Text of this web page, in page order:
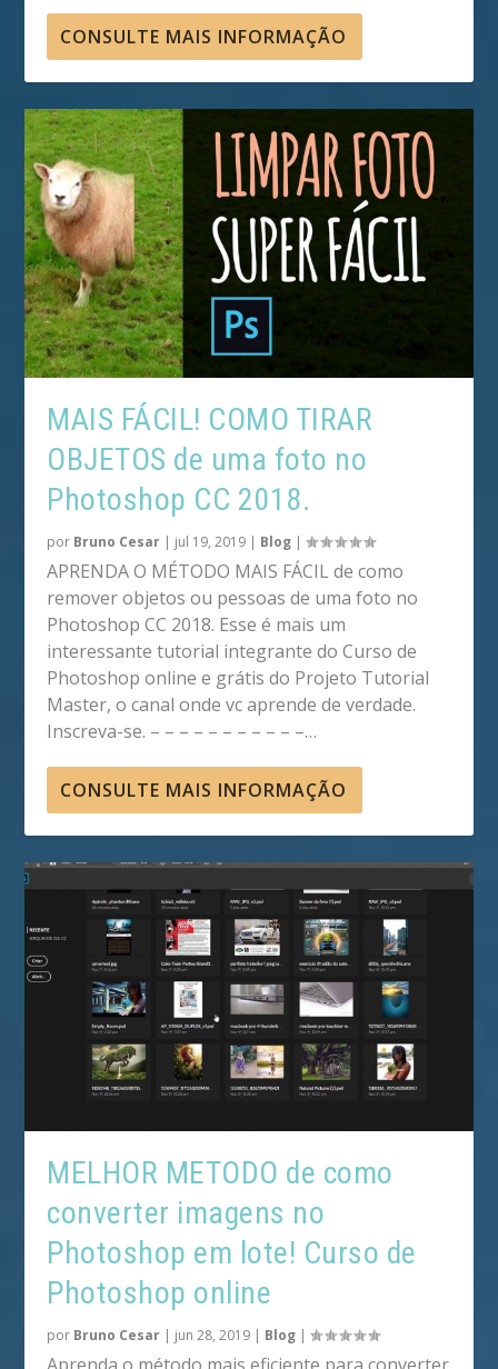
CONSULTE MAIS INFORMAÇÃO
MAIS FÁCIL! COMO TIRAR
OBJETOS de uma foto no
Photoshop CC 2018.
por Bruno Cesar | jul 19, 2019 | Blog |
APRENDA O MÉTODO MAIS FÁCIL de como
remover objetos ou pessoas de uma foto no
Photoshop CC 2018. Esse é mais um
interessante tutorial integrante do Curso de
Photoshop online e grátis do Projeto Tutorial
Master, o canal onde vc aprende de verdade.
Inscreva-se. – – – – – – – – – – –…
CONSULTE MAIS INFORMAÇÃO
MELHOR METODO de como
converter imagens no
Photoshop em lote! Curso de
Photoshop online
por Bruno Cesar | jun 28, 2019 | Blog |